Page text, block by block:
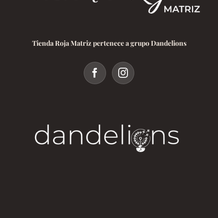
Tienda Roja Matriz pertenece a grupo Dandelions